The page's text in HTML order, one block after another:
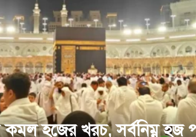
কমল হজের খরচ, সর্বনিম্ন হজ